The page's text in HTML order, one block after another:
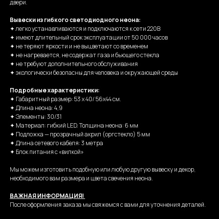
двери.
Вывески из гибкого светодиодного неона:
✦ легко устанавливаются и подключаются к сети 220В
✦ имеют длительный срок эксплуатации от 50 000 часов
✦ не теряют яркости и не выцветают со временем
✦ не нагревается, не содержат газа и бьющего стекла
✦ не требуют дополнительного обслуживания
✦ экологически безопасны для человека и окружающей среды
Подробные характеристики:
✦ Габаритный размер: 53 х 40/ 56х44 см.
✦ Длина неона: 4,9
✦ Элементы: 30/31
✦ Материал: гибкий LED. Толщина неона: 6 мм
✦ Подложка — прозрачный акрил (оргстекло) 5 мм
✦ Длина сетевого кабеля: 3 метра
✦ Блок питания с «вилкой»
Мы можем изготовить подобную или любую другую вывеску и декор,
необходимого вам размера и цвета свечения неона.
ВАЖНАЯ ИНФОРМАЦИЯ!
После оформления заказа мы свяжемся с вами для уточнения деталей.